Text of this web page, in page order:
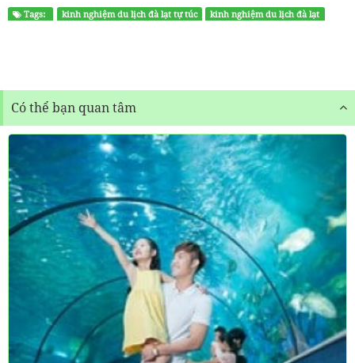
Tags: kinh nghiệm du lịch đà lạt tự túc
kinh nghiệm du lịch đà lạt
Có thể bạn quan tâm